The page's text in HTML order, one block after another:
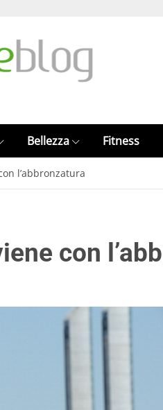
Bellezza Fitness
l’abbronzatura
con